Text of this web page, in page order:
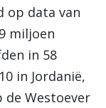
op data van
miljoen
in 58
in Jordanië,
de Westoever